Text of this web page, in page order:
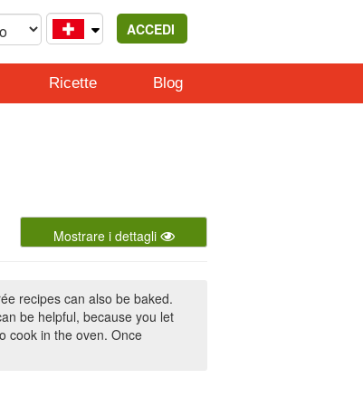
ACCEDI
Ricette Blog
Mostrare i dettagli
recipes can also be baked.
be helpful, because you let
cook in the oven. Once